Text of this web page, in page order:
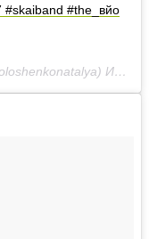
#skaiband #the_вйо
Июл 7 2017 в 5:01 PDT